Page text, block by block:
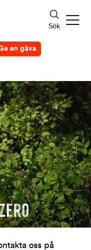
en gåva
oss på